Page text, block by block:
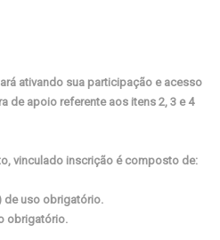
ativando sua participação e acesso
de apoio referente aos itens 2, 3 e 4
vinculado inscrição é composto de:
de uso obrigatório.
obrigatório.